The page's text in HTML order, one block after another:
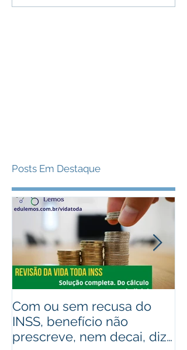
Posts Em Destaque
Com ou sem recusa do
INSS, benefício não
prescreve, nem decai, diz